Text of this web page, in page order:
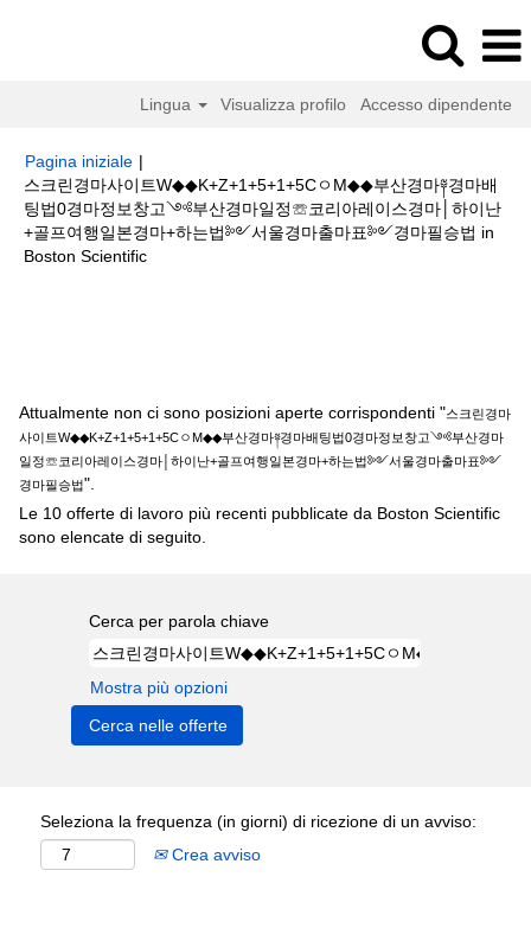
Lingua Visualizza profilo Accesso dipendente
Pagina iniziale |
스크린경마사이트W◆◆K+Z+1+5+1+5CㅇM◆◆부산경마༈경마배
팅법0경마정보창고༺부산경마일정☏코리아레이스경마│하이난
+골프여행일본경마+하는법༻서울경마출마표༻경마필승법 in
Boston Scientific(pagina
Attualmente non ci sono posizioni aperte corrispondenti "스크린경마
사이트W◆◆K+Z+1+5+1+5CㅇM◆◆부산경마༈경마배팅법0경마정보창고༺부산경마
일정☏코리아레이스경마│하이난+골프여행일본경마+하는법༻서울경마출마표༻
경마필승법".
Le 10 offerte di lavoro più recenti pubblicate da Boston Scientific
sono elencate di seguito.
Cerca per parola chiave
Mostra più opzioni
Seleziona la frequenza (in giorni) di ricezione di un avviso:
Crea avviso